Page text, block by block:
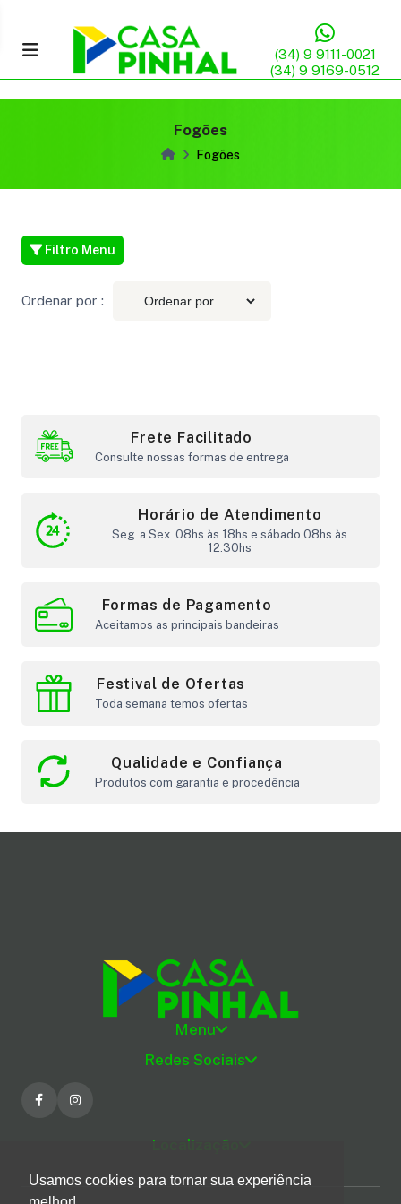
Usamos cookies para tornar sua experiência
(34) 9 9111-0021
(34) 9 9169-0512
Fogões
Fogões
Filtro Menu
Ordenar por :
Frete Facilitado
Consulte nossas formas de entrega
Horário de Atendimento
Seg. a Sex. 08hs às 18hs e sábado 08hs às
12:30hs
Formas de Pagamento
Aceitamos as principais bandeiras
Festival de Ofertas
Toda semana temos ofertas
Qualidade e Confiança
Produtos com garantia e procedência
Menu
Redes Sociais
Localização